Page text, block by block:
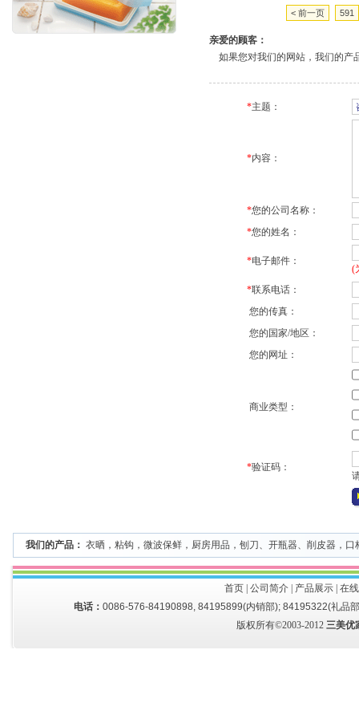
< 前一页 591
亲爱的顾客：
如果您对我们的网站，我们的产
*主题：
*内容：
*您的公司名称：
*您的姓名：
*电子邮件：
(
*联系电话：
您的传真：
您的国家/地区：
您的网址：
商业类型：
*验证码：
我们的产品： 衣晒 ， 粘钩 ， 微波保鲜 ， 厨房用品 ， 刨刀、开瓶器、削皮器 ， 口
首页| 公司简介| 产品展示| 在
电话： 0086-576-84190898, 84195899(内销部); 84195322(礼品
版权所有©2003-2012 三美优